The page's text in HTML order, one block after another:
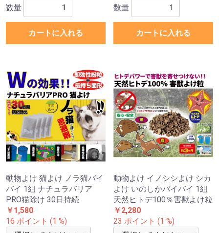
数量
カートに入れる
数量
カートに入れる
動物よけ 猫よけ ノラ猫バイ
バイ 1組 ナチュラバリア
PRO猫除け 30日持続
￥1,580
16 ポイント (1 %)
動物よけ イノシシよけ シカ
よけ いのしかバイバイ 1組
天然ヒトデ100％害獣よけ粒
￥2,280
23 ポイント (1 %)